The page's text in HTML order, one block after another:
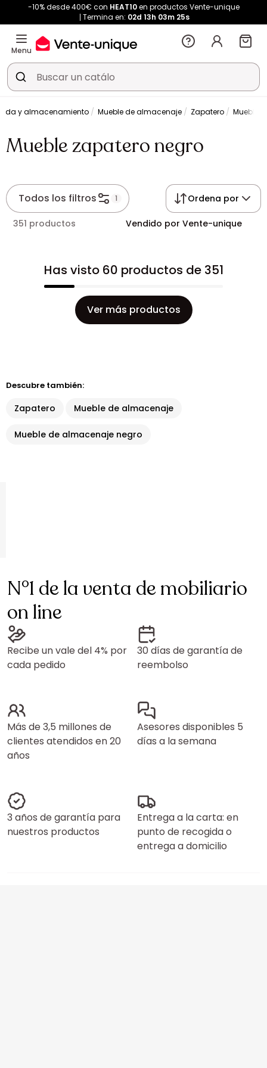
-10% desde 400€ con HEAT10en productos Vente-unique
Termina en: 02d 13h 03m 25s
Menu
y almacenamiento Mueble de almacenaje Zapatero Mueble
Mueble zapatero negro
Todos los filtros 1 Ordena por
351 productos Vendido por Vente-unique
Has visto 60 productos de 351
Ver más productos
Descubre también:
Zapatero Mueble de almacenaje
Mueble de almacenaje negro
N°1 de la venta de mobiliario
on line
Recibe un vale del 4% por
cada pedido
30 días de garantía de
reembolso
Más de 3,5 millones de
clientes atendidos en 20
años
Asesores disponibles 5
días a la semana
3 años de garantía para
nuestros productos
Entrega a la carta: en
punto de recogida o
entrega a domicilio